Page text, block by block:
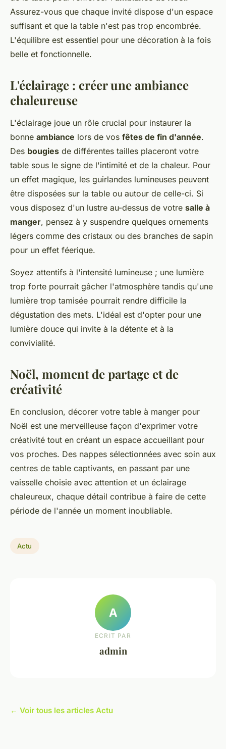
Assurez-vous que chaque invité dispose d'un espace
suffisant et que la table n'est pas trop encombrée.
L'équilibre est essentiel pour une décoration à la fois
belle et fonctionnelle.
L'éclairage : créer une ambiance
chaleureuse
L'éclairage joue un rôle crucial pour instaurer la
bonne ambiance lors de vos fêtes de fin d'année.
Des bougies de différentes tailles placeront votre
table sous le signe de l'intimité et de la chaleur. Pour
un effet magique, les guirlandes lumineuses peuvent
être disposées sur la table ou autour de celle-ci. Si
vous disposez d'un lustre au-dessus de votre salle à
manger, pensez à y suspendre quelques ornements
légers comme des cristaux ou des branches de sapin
pour un effet féerique.
Soyez attentifs à l'intensité lumineuse ; une lumière
trop forte pourrait gâcher l'atmosphère tandis qu'une
lumière trop tamisée pourrait rendre difficile la
dégustation des mets. L'idéal est d'opter pour une
lumière douce qui invite à la détente et à la
convivialité.
Noël, moment de partage et de
créativité
En conclusion, décorer votre table à manger pour
Noël est une merveilleuse façon d'exprimer votre
créativité tout en créant un espace accueillant pour
vos proches. Des nappes sélectionnées avec soin aux
centres de table captivants, en passant par une
vaisselle choisie avec attention et un éclairage
chaleureux, chaque détail contribue à faire de cette
période de l'année un moment inoubliable.
Actu
A
ECRIT PAR
admin
← Voir tous les articles Actu